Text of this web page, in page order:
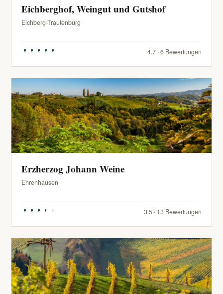
Eichberghof, Weingut und Gutshof
Eichberg-Trautenburg
4.7 · 6 Bewertungen
Erzherzog Johann Weine
Ehrenhausen
3.5 · 13 Bewertungen